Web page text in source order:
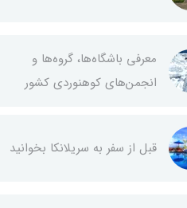
معرفی باشگاه‌ها، گروه‌ها و
انجمن‌های کوهنوردی کشور
قبل از سفر به سریلانکا بخوانید